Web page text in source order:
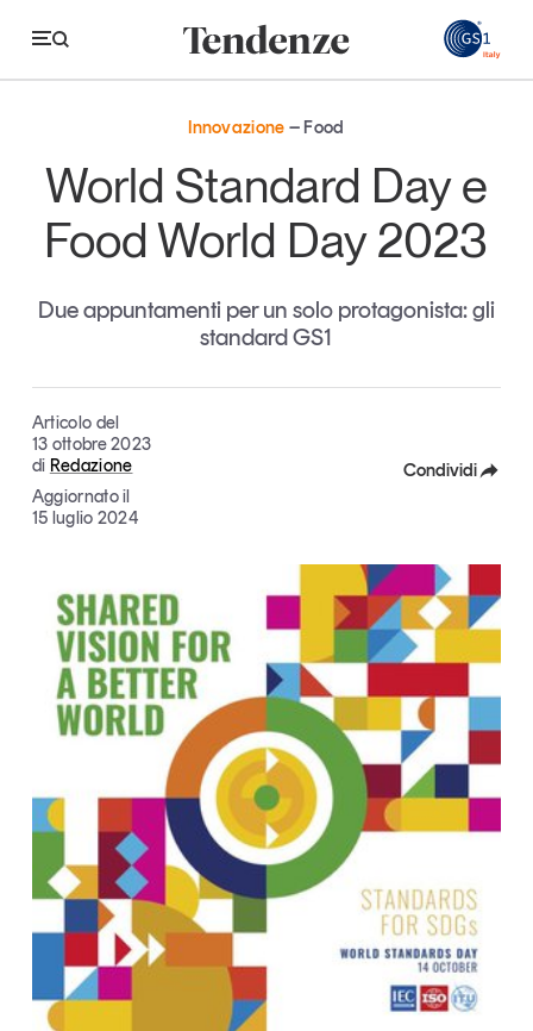
Tendenze
Economia e consumi
Logistica
Grandi temi
Magazine
Opinioni
Dossier
Il Numero
Interviste
Comunicati stampa
Podcast
Eventi e formazione
Tutti gli appuntamenti
Chi siamo
Contatti
Innovazione Food
World Standard Day e
Food World Day 2023
Due appuntamenti per un solo protagonista: gli
standard GS1
Articolo del
13 ottobre 2023
di Redazione
Aggiornato il
15 luglio 2024
Condividi
X
Linkedin
Copia Link